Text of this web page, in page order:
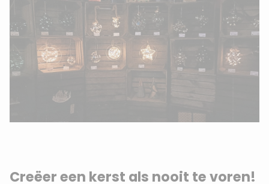
Creëer een kerst als nooit te voren!